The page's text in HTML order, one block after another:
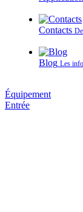
Contacts
Blog Les
Équipement
Entrée